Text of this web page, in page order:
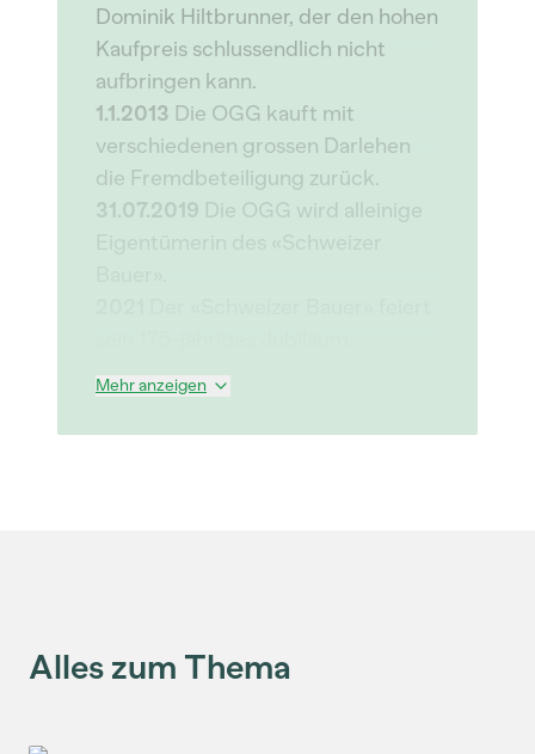
Dominik Hiltbrunner, der den hohen
Kaufpreis schlussendlich nicht
aufbringen kann.
1.1.2013 Die OGG kauft mit
verschiedenen grossen Darlehen
die Fremdbeteiligung zurück.
31.07.2019 Die OGG wird alleinige
Mehr anzeigen
Alles zum Thema